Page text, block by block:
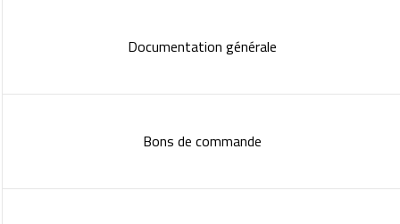
Documentation générale
Bons de commande